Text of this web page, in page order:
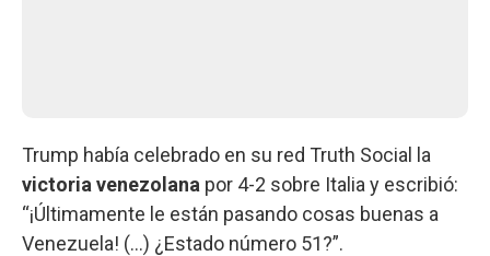
Trump había celebrado en su red Truth Social la
victoria venezolana por 4-2 sobre Italia y escribió:
“¡Últimamente le están pasando cosas buenas a
Venezuela! (...) ¿Estado número 51?”.